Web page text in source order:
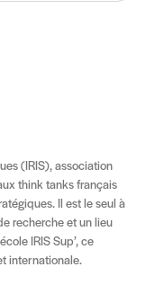
(IRIS), association
think tanks français
Il est le seul à
recherche et un lieu
IRIS Sup’, ce
internationale.